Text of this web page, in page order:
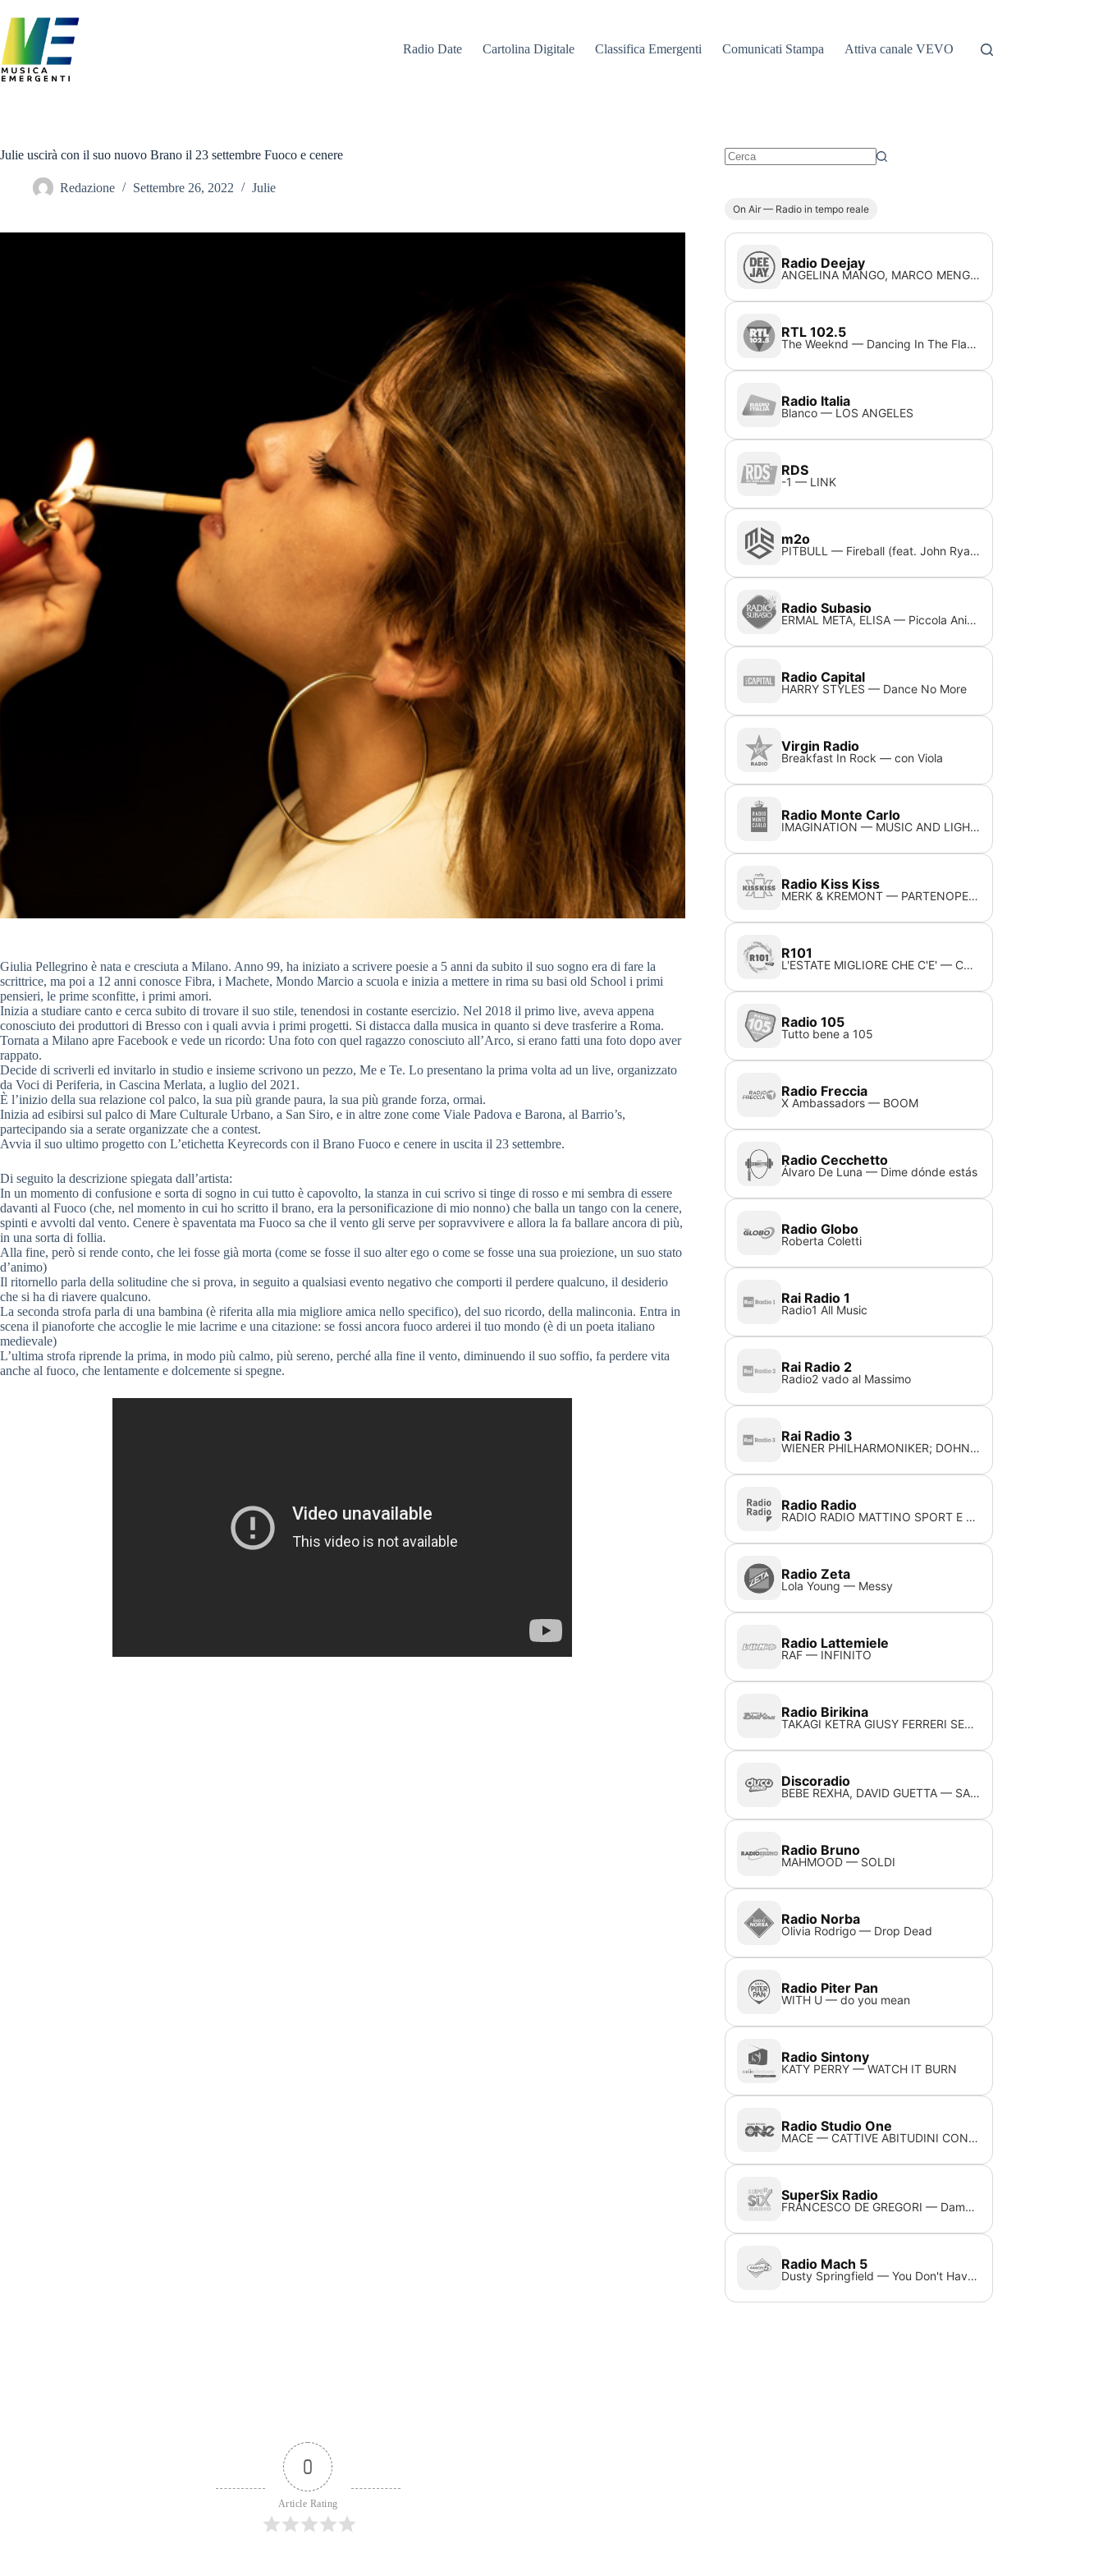
contenuto
Radio Date
Cartolina Digitale Classifica Emergenti Comunicati Stampa Attiva canale VEVO
Julie uscirà con il suo nuovo Brano il 23 settembre Fuoco e cenere
Redazione Settembre 26, 2022 Julie
Giulia Pellegrino è nata e cresciuta a Milano. Anno 99, ha iniziato a scrivere poesie a 5 anni da subito il suo sogno era di fare la
scrittrice, ma poi a 12 anni conosce Fibra, i Machete, Mondo Marcio a scuola e inizia a mettere in rima su basi old School i primi
pensieri, le prime sconfitte, i primi amori.
Inizia a studiare canto e cerca subito di trovare il suo stile, tenendosi in costante esercizio. Nel 2018 il primo live, aveva appena
conosciuto dei produttori di Bresso con i quali avvia i primi progetti. Si distacca dalla musica in quanto si deve trasferire a Roma.
Tornata a Milano apre Facebook e vede un ricordo: Una foto con quel ragazzo conosciuto all’Arco, si erano fatti una foto dopo aver
rappato.
Decide di scriverli ed invitarlo in studio e insieme scrivono un pezzo, Me e Te. Lo presentano la prima volta ad un live, organizzato
da Voci di Periferia, in Cascina Merlata, a luglio del 2021.
È l’inizio della sua relazione col palco, la sua più grande paura, la sua più grande forza, ormai.
Inizia ad esibirsi sul palco di Mare Culturale Urbano, a San Siro, e in altre zone come Viale Padova e Barona, al Barrio’s,
partecipando sia a serate organizzate che a contest.
Avvia il suo ultimo progetto con L’etichetta Keyrecords con il Brano Fuoco e cenere in uscita il 23 settembre.
Di seguito la descrizione spiegata dall’artista:
In un momento di confusione e sorta di sogno in cui tutto è capovolto, la stanza in cui scrivo si tinge di rosso e mi sembra di essere
davanti al Fuoco (che, nel momento in cui ho scritto il brano, era la personificazione di mio nonno) che balla un tango con la cenere,
spinti e avvolti dal vento. Cenere è spaventata ma Fuoco sa che il vento gli serve per sopravvivere e allora la fa ballare ancora di più,
in una sorta di follia.
Alla fine, però si rende conto, che lei fosse già morta (come se fosse il suo alter ego o come se fosse una sua proiezione, un suo stato
d’animo)
Il ritornello parla della solitudine che si prova, in seguito a qualsiasi evento negativo che comporti il perdere qualcuno, il desiderio
che si ha di riavere qualcuno.
La seconda strofa parla di una bambina (è riferita alla mia migliore amica nello specifico), del suo ricordo, della malinconia. Entra in
scena il pianoforte che accoglie le mie lacrime e una citazione: se fossi ancora fuoco arderei il tuo mondo (è di un poeta italiano
medievale)
L’ultima strofa riprende la prima, in modo più calmo, più sereno, perché alla fine il vento, diminuendo il suo soffio, fa perdere vita
anche al fuoco, che lentamente e dolcemente si spegne.
On Air — Radio in tempo reale
Radio Deejay
ANGELINA MANGO, MARCO MENGONI — Canto d'amore (con Marco Mengoni)
RTL 102.5
The Weeknd — Dancing In The Flames
Radio Italia
Blanco — LOS ANGELES
RDS
-1 — LINK
m2o
PITBULL — Fireball (feat. John Ryan)
Radio Subasio
ERMAL META, ELISA — Piccola Anima (Feat. Elisa)
Radio Capital
HARRY STYLES — Dance No More
Virgin Radio
Breakfast In Rock — con Viola
Radio Monte Carlo
IMAGINATION — MUSIC AND LIGHTS
Radio Kiss Kiss
MERK & KREMONT — PARTENOPE (FEAT. SERENA BRANCALE, THE KOLORS)
R101
L'ESTATE MIGLIORE CHE C'E' — CRISTINA D'AVENA FEAT. PROCEDIAMO
Radio 105
Tutto bene a 105
Radio Freccia
X Ambassadors — BOOM
Radio Cecchetto
Álvaro De Luna — Dime dónde estás
Radio Globo
Roberta Coletti
Rai Radio 1
Radio1 All Music
Rai Radio 2
Radio2 vado al Massimo
Rai Radio 3
WIENER PHILHARMONIKER; DOHNANYI CHRISTOPH VON — MENDELSSOHN - BARTHOLDY FELIX SINFONIA N. 3 IN LA MIN OP. 56 SCOZZESE
Radio Radio
RADIO RADIO MATTINO SPORT E NEWS
Radio Zeta
Lola Young — Messy
Radio Lattemiele
RAF — INFINITO
Radio Birikina
TAKAGI KETRA GIUSY FERRERI SEAN KINGSTON — AMORE E CAPOEIRA
Discoradio
BEBE REXHA, DAVID GUETTA — SAD GIRLS
Radio Bruno
MAHMOOD — SOLDI
Radio Norba
Olivia Rodrigo — Drop Dead
Radio Piter Pan
WITH U — do you mean
Radio Sintony
KATY PERRY — WATCH IT BURN
Radio Studio One
MACE — CATTIVE ABITUDINI CON SALMO E COLAPESCE
SuperSix Radio
FRANCESCO DE GREGORI — Dammi Da Mangiare
Radio Mach 5
Dusty Springfield — You Don't Have To Say You Love Me
0
Article Rating